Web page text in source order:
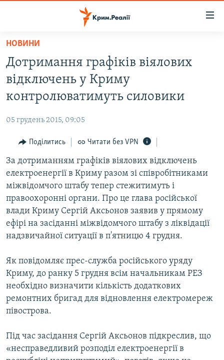
Перейти
основного
матеріалу
до
основної
навігації
Перейти
пошуку
ВОДА.КРИМ
БЛОГИ
ПОГЛЯД
ІНТЕРВ'Ю
ВСЕ ЗА ДЕНЬ
СПЕЦПРОЕКТИ
ДЕПОРТАЦІЯ
ВІДЕОУРОКИ «ELIFBE»
УКРАЇНСЬКА ПРОБЛЕМА КРИМУ
ІНФОГРАФІКА
ЯК ОБІЙТИ БЛОКУВАННЯ
Русский
Qırımtatar
ДОЛУЧАЙСЯ!
Усі сайти RFE/RL
НОВИНИ
Дотримання графіків віялових
відключень у Криму
контролюватимуть силовики
05 грудень 2015, 09:05
Поділитись Читати без VPN
За дотриманням графіків віялових відключень
електроенергії в Криму разом зі співробітниками
міжвідомчого штабу тепер стежитимуть і
правоохоронні органи. Про це глава російської
влади Криму Сергій Аксьонов заявив у прямому
ефірі на засіданні міжвідомчого штабу з ліквідації
надзвичайної ситуації в п'ятницю 4 грудня.
Як повідомляє прес-служба російського уряду
Криму, до ранку 5 грудня всім начальникам РЕЗ
необхідно визначити кількість додаткових
ремонтних бригад для відновлення електромереж
півострова.
Під час засідання Сергій Аксьонов підкреслив, що
«несправедливий розподіл електроенергії в